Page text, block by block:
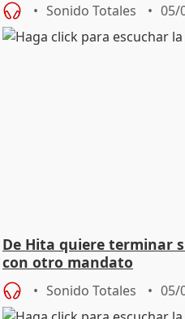
Sonido Totales 05/
De Hita quiere terminar
con otro mandato
Sonido Totales 05/